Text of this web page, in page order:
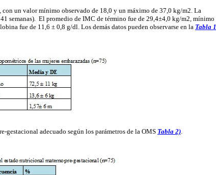
un valor mínimo observado de 18,0 y un máximo de 37,0 kg/m2. La
semanas). El promedio de IMC de término fue de 29,4±4,0 kg/m2, mínimo
fue de 11,6 ± 0,8 g/dl. Los demás datos pueden observarse en la Tabla 1
gestacional adecuado según los parámetros de la OMS Tabla 2).